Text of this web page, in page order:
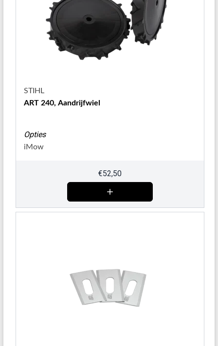
STIHL
ART 240, Aandrijfwiel
Opties
iMow
€52,50